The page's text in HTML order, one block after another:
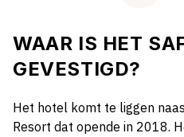
WAAR IS HET
GEVESTIGD?
Het hotel komt te liggen
Resort dat opende in 2018.